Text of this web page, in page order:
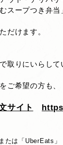
スープつき弁
だけます。
取りにいらして
ご希望の方も、
サイト
たは「UberEats